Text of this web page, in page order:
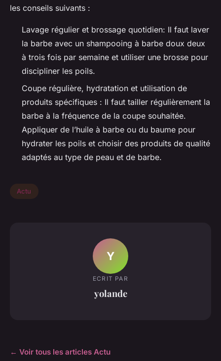
les conseils suivants :
Lavage régulier et brossage quotidien: Il faut laver
la barbe avec un shampooing à barbe doux deux
à trois fois par semaine et utiliser une brosse pour
discipliner les poils.
Coupe régulière, hydratation et utilisation de
produits spécifiques : Il faut tailler régulièrement la
barbe à la fréquence de la coupe souhaitée.
Appliquer de l’huile à barbe ou du baume pour
hydrater les poils et choisir des produits de qualité
adaptés au type de peau et de barbe.
Actu
Y
ECRIT PAR
yolande
← Voir tous les articles Actu